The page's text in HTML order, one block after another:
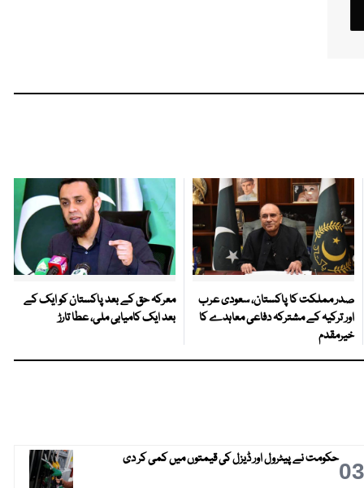
صدر مملکت کا پاکستان، سعودی عرب
اور ترکیہ کے مشترکہ دفاعی معاہدے کا
خیرمقدم
معرکہ حق کے بعد پاکستان کو ایک کے
بعد ایک کامیابی ملی، عطا تارڑ
03حکومت نے پیٹرول اور ڈیزل کی قیمتوں میں کمی کر دی